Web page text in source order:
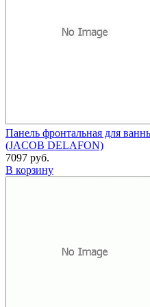
Панель фронтальная для
(JACOB DELAFON)
7097 руб.
В корзину